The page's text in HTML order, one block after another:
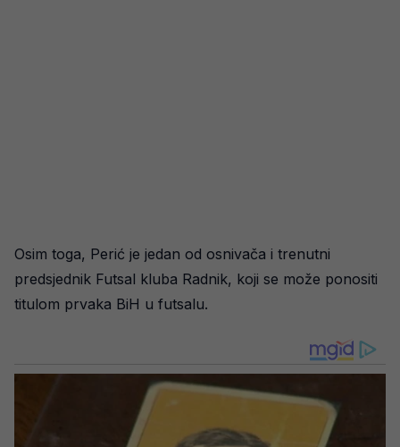
Osim toga, Perić je jedan od osnivača i trenutni
predsjednik Futsal kluba Radnik, koji se može ponositi
titulom prvaka BiH u futsalu.